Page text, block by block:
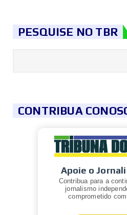
PESQUISE NO TBR
CONTRIBUA
Apoie o
Contribua para a
jornalismo
comprometido